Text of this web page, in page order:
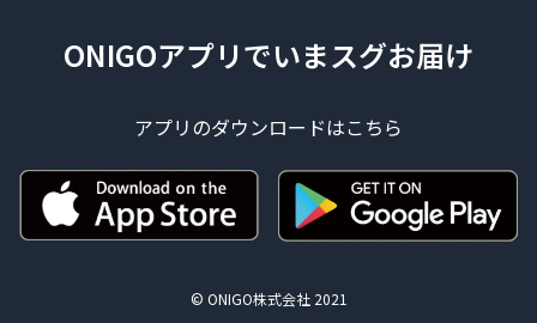
ONIGOアプリでいまスグお届け
アプリのダウンロードはこちら
© ONIGO株式会社 2021